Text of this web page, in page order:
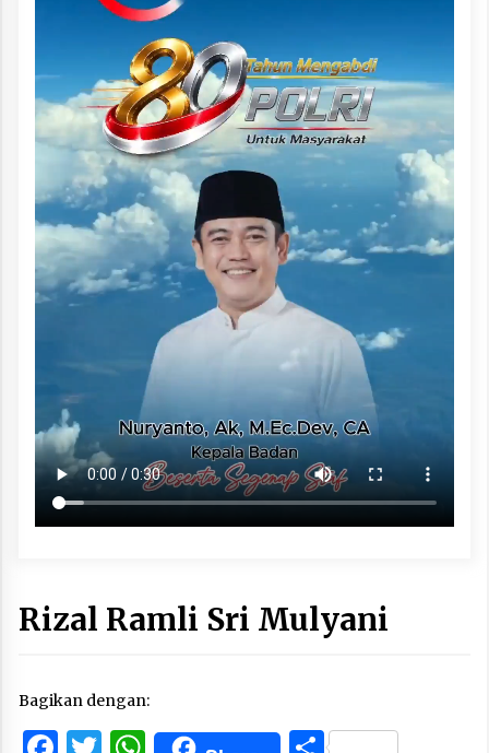
Rizal Ramli Sri Mulyani
Bagikan dengan: